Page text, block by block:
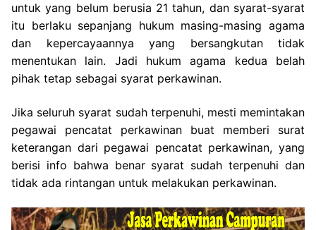
untuk yang belum berusia 21 tahun, dan syarat-syarat
itu berlaku sepanjang hukum masing-masing agama
dan kepercayaannya yang bersangkutan tidak
menentukan lain. Jadi hukum agama kedua belah
pihak tetap sebagai syarat perkawinan.
Jika seluruh syarat sudah terpenuhi, mesti memintakan
pegawai pencatat perkawinan buat memberi surat
keterangan dari pegawai pencatat perkawinan, yang
berisi info bahwa benar syarat sudah terpenuhi dan
tidak ada rintangan untuk melakukan perkawinan.